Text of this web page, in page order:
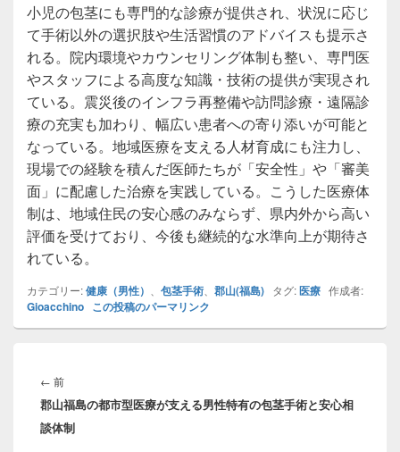
小児の包茎にも専門的な診療が提供され、状況に応じ
て手術以外の選択肢や生活習慣のアドバイスも提示さ
れる。院内環境やカウンセリング体制も整い、専門医
やスタッフによる高度な知識・技術の提供が実現され
ている。震災後のインフラ再整備や訪問診療・遠隔診
療の充実も加わり、幅広い患者への寄り添いが可能と
なっている。地域医療を支える人材育成にも注力し、
現場での経験を積んだ医師たちが「安全性」や「審美
面」に配慮した治療を実践している。こうした医療体
制は、地域住民の安心感のみならず、県内外から高い
評価を受けており、今後も継続的な水準向上が期待さ
れている。
カテゴリー:健康（男性） 包茎手術 郡山(福島) タグ:医療 作成者:
Gioacchino この投稿のパーマリンク
稿
ナ
ビ
ゲ
← 前前
の
投
郡山福島の都市型医療が支える男性特有の包茎手術と安心相
談体制